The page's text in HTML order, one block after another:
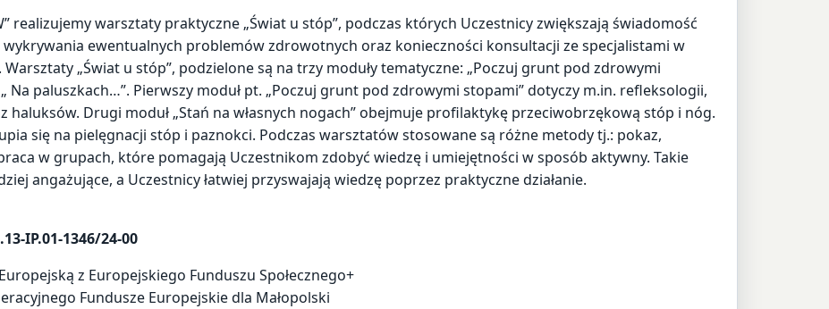
realizujemy warsztaty praktyczne „Świat u stóp”, podczas których Uczestnicy zwiększają świadomość
ewentualnych problemów zdrowotnych oraz konieczności konsultacji ze specjalistami w
„Świat u stóp”, podzielone są na trzy moduły tematyczne: „Poczuj grunt pod zdrowymi
„ Na paluszkach…”. Pierwszy moduł pt. „Poczuj grunt pod zdrowymi stopami” dotyczy m.in. refleksologii,
Drugi moduł „Stań na własnych nogach” obejmuje profilaktykę przeciwobrzękową stóp i nóg.
się na pielęgnacji stóp i paznokci. Podczas warsztatów stosowane są różne metody tj.: pokaz,
w grupach, które pomagają Uczestnikom zdobyć wiedzę i umiejętności w sposób aktywny. Takie
angażujące, a Uczestnicy łatwiej przyswajają wiedzę poprzez praktyczne działanie.
IP.01-1346/24-00
z Europejskiego Funduszu Społecznego+
Fundusze Europejskie dla Małopolski